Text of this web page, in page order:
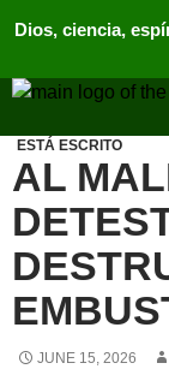
Dios, ciencia,
Nos
Search
ESTÁ ESCRITO
AL
JUNE 15, 2026